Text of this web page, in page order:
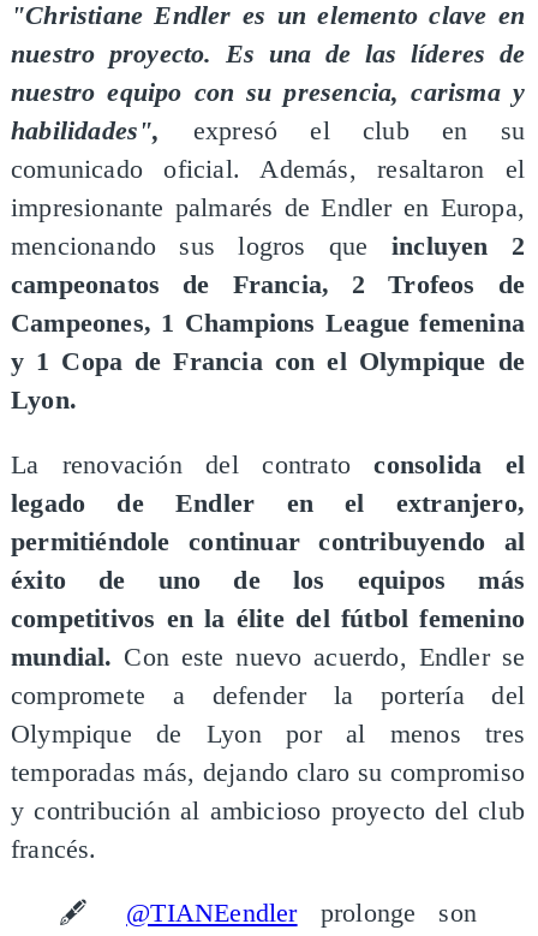
"Christiane Endler es un elemento clave en
nuestro proyecto. Es una de las líderes de
nuestro equipo con su presencia, carisma y
habilidades", expresó el club en su
comunicado oficial. Además, resaltaron el
impresionante palmarés de Endler en Europa,
mencionando sus logros que incluyen 2
campeonatos de Francia, 2 Trofeos de
Campeones, 1 Champions League femenina
y 1 Copa de Francia con el Olympique de
Lyon.
La renovación del contratoconsolida el
legado de Endler en el extranjero,
permitiéndole continuar contribuyendo al
éxito de uno de los equipos más
competitivos en la élite del fútbol femenino
mundial. Con este nuevo acuerdo, Endler se
compromete a defender la portería del
Olympique de Lyon por al menos tres
temporadas más, dejando claro su compromiso
y contribución al ambicioso proyecto del club
francés.
🖋 @TIANEendlerprolonge son